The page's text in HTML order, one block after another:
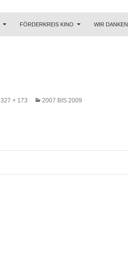
FÖRDERKREIS KINO WIR DANKEN
327 × 173 2007 BIS 2009